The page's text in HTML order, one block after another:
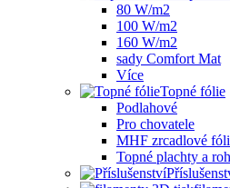
80 W/m2
100 W/m2
160 W/m2
sady Comfort Mat
Více
Topné fólie
Podlahové
Pro chovatele
MHF zrcadlové
Topné plachty a